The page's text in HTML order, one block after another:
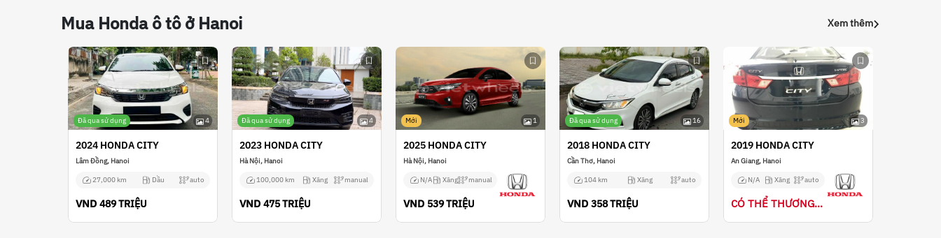
Mua Honda ô tô ở Hanoi Xem thêm
Đã qua sử dụng 4
2024 HONDA CITY
Lâm Đồng, Hanoi
27,000 km Dầu auto
VND 489 TRIỆU
Đã qua sử dụng 4
2023 HONDA CITY
Hà Nội, Hanoi
100,000 km Xăng manual
VND 475 TRIỆU
Mới 1
2025 HONDA CITY
Hà Nội, Hanoi
N/A Xăng manual
VND 539 TRIỆU
Đã qua sử dụng 16
2018 HONDA CITY
Cần Thơ, Hanoi
104 km Xăng auto
VND 358 TRIỆU
Mới 3
2019 HONDA CITY
An Giang, Hanoi
N/A Xăng auto
CÓ THỂ THƯƠNG LƯỢNG